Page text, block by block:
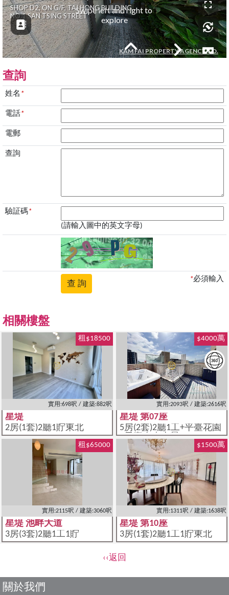
查詢
姓名 *
電話*
電郵
查詢
驗証碼*
(請輸入圖中的英文字母)
*必須輸入
相關樓盤
租$18500
實用:698呎 / 建築:882呎
星堤
2房(1套)2廳1貯東北
$4000萬
實用:2093呎 / 建築:2616呎
星堤 第07座
5房(2套)2廳1工+平臺花園
+天臺東南山景
租$65000
實用:2115呎 / 建築:3060呎
星堤 池畔大道
3房(3套)2廳1工1貯
$1500萬
實用:1311呎 / 建築:1638呎
星堤 第10座
3房(1套)2廳1工1貯東北
‹‹返回
關於我們